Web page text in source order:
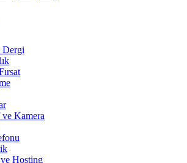
Dergi
Kamera
Hosting